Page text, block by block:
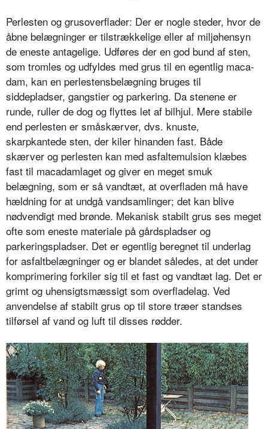
Perlesten og grusoverflader: Der er nogle steder, hvor de
åbne belægninger er tilstrækkelige eller af miljøhen­syn
de eneste antagelige. Udføres der en god bund af sten,
som tromles og udfyldes med grus til en egentlig maca­
dam, kan en perlestensbelægning bru­ges til
siddepladser, gangstier og par­kering. Da stenene er
runde, ruller de dog og flyttes let af bilhjul. Mere stabile
end perlesten er småskærver, dvs. knuste,
skarpkantede sten, der kiler hinanden fast. Både
skærver og perlesten kan med asfaltemulsion klæbes
fast til macadamlaget og giver en meget smuk
belægning, som er så vandtæt, at overfladen må have
hæld­ning for at undgå vandsamlinger; det kan blive
nødvendigt med brønde. Me­kanisk stabilt grus ses meget
ofte som eneste materiale på gårdspladser og
parkeringspladser. Det er egentlig be­regnet til underlag
for asfaltbelægnin­ger og er blandet således, at det under
komprimering forkiler sig til et fast og vandtæt lag. Det er
grimt og uhensigts­mæssigt som overfladelag. Ved
anven­delse af stabilt grus op til store træer standses
tilførsel af vand og luft til disses rødder.